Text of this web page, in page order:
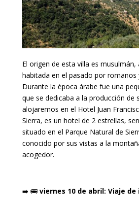
El origen de esta villa es
habitada en el pasado por romanos
Durante la época árabe fue una
que se dedicaba a la producción de
alojaremos en el Hotel Juan
Sierra, es un hotel de 2 estrellas,
situado en el Parque Natural de
conocido por sus vistas a la
acogedor.
➡️ 🚌 viernes 10 de abril: Viaje de